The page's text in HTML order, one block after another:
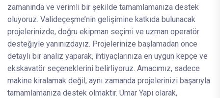
zamanında ve verimli bir şekilde tamamlamanıza destek
oluyoruz. Valideçeşme’nin gelişimine katkıda bulunacak
projelerinizde, doğru ekipman seçimi ve uzman operatör
desteğiyle yanınızdayız. Projelerinize başlamadan önce
detaylı bir analiz yaparak, ihtiyaçlarınıza en uygun kepçe ve
ekskavatör seçeneklerini belirliyoruz. Amacımız, sadece
makine kiralamak değil, aynı zamanda projelerinizi başarıyla
tamamlamanıza destek olmaktır. Umar Yapı olarak,